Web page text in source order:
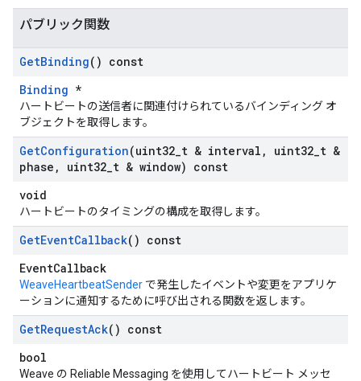
パブリック関数
GetBinding() const
Binding *
ハートビートの送信者に関連付けられているバインディング オ
ブジェクトを取得します。
GetConfiguration(uint32 t & interval , uint32 t &
phase , uint32 t & window) const
void
ハートビートのタイミングの構成を取得します。
GetEventCallback() const
EventCallback
WeaveHeartbeatSender で発生したイベントや変更をアプリケ
ーションに通知するために呼び出される関数を返します。
GetRequestAck() const
bool
Weave の Reliable Messaging を使用してハートビート メッセ